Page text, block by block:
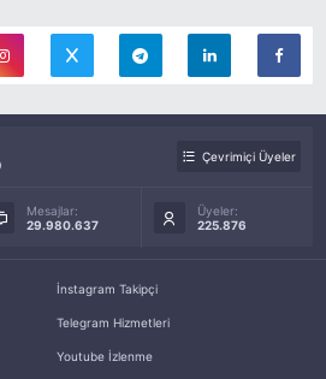
Çevrimiçi Üyeler
Mesajlar:
29.980.637
Üyeler:
225.876
İnstagram Takipçi
Telegram Hizmetleri
Youtube İzlenme